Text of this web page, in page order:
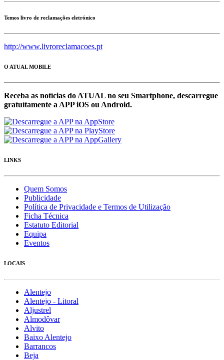
Temos livro de reclamações eletrónico
http://www.livroreclamacoes.pt
O ATUAL MOBILE
Receba as notícias do ATUAL no seu Smartphone, descarregue
gratuítamente a APP iOS ou Android.
LINKS
Quem Somos
Publicidade
Política de Privacidade e Termos de Utilização
Ficha Técnica
Estatuto Editorial
Equipa
Eventos
LOCAIS
Alentejo
Alentejo - Litoral
Aljustrel
Almodôvar
Alvito
Baixo Alentejo
Barrancos
Beja